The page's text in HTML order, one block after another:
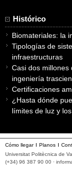
Histórico
Biomateriales: la
Tipologías de
infraestructuras
Casi dos millones
ingeniería
Certificaciones
¿Hasta dónde
límites de luz y
Cómo llegar Planos
Universitat Politècnica de
(+34) 96 387 90 00 ·